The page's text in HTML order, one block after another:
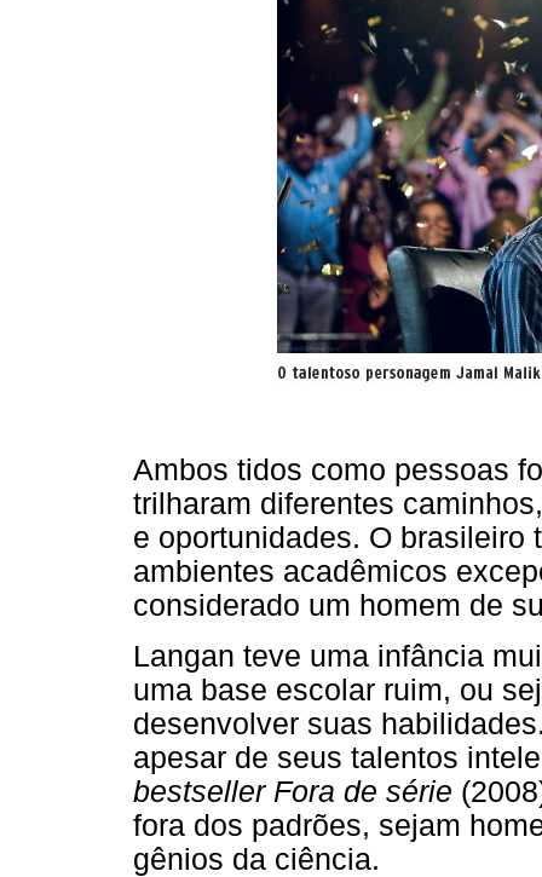
Ambos tidos como pessoas
trilharam diferentes
e oportunidades. O brasileiro
ambientes acadêmicos
considerado um homem de
Langan teve uma infância
uma base escolar ruim, ou
desenvolver suas
apesar de seus talentos
bestseller Fora de série
fora dos padrões, sejam
gênios da ciência.